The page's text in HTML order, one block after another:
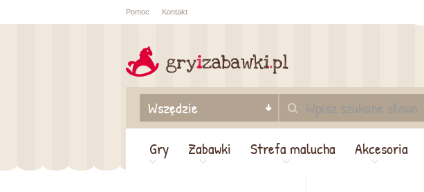
Sprawdź status
Pomoc Kontakt
Gry
Zabawki Strefa malucha Akcesoria